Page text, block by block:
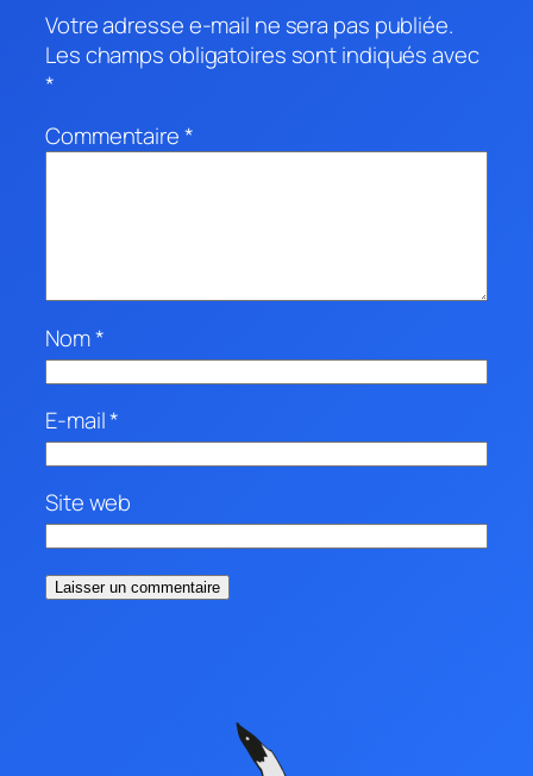
Votre adresse e-mail ne sera pas publiée.
Les champs obligatoires sont indiqués avec
*
Commentaire*
Nom*
E-mail*
Site web